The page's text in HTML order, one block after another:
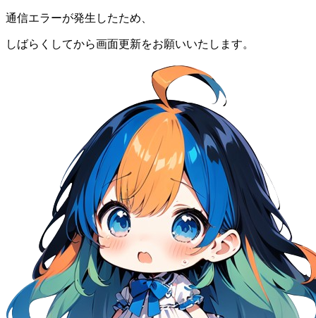
通信エラーが発生したため、
しばらくしてから画面更新をお願いいたします。